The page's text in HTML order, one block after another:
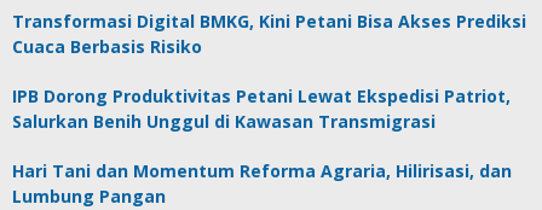
Transformasi Digital BMKG, Kini Petani Bisa Akses Prediksi
Cuaca Berbasis Risiko
IPB Dorong Produktivitas Petani Lewat Ekspedisi Patriot,
Salurkan Benih Unggul di Kawasan Transmigrasi
Hari Tani dan Momentum Reforma Agraria, Hilirisasi, dan
Lumbung Pangan